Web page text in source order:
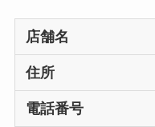
店舗名
住所
電話番号